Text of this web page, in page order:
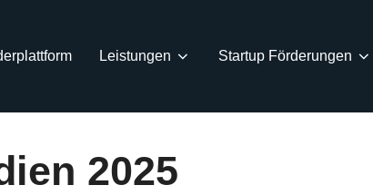
Leistungen Startup Förderungen
2025